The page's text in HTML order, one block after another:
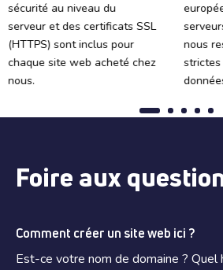
sécurité au niveau du
serveur et des certificats SSL
(HTTPS) sont inclus pour
chaque site web acheté chez
nous.
nous
Foire aux
Comment créer un site web ici ?
Est-ce votre nom de domaine ? Quel